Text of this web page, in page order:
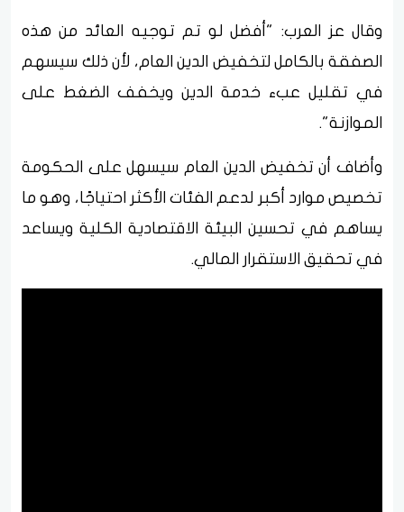
وقال عز العرب: "أفضل لو تم توجيه العائد من هذه
الصفقة بالكامل لتخفيض الدين العام، لأن ذلك سيسهم
في تقليل عبء خدمة الدين ويخفف الضغط على
الموازنة".
وأضاف أن تخفيض الدين العام سيسهل على الحكومة
تخصيص موارد أكبر لدعم الفئات الأكثر احتياجًا، وهو ما
يساهم في تحسين البيئة الاقتصادية الكلية ويساعد
في تحقيق الاستقرار المالي.